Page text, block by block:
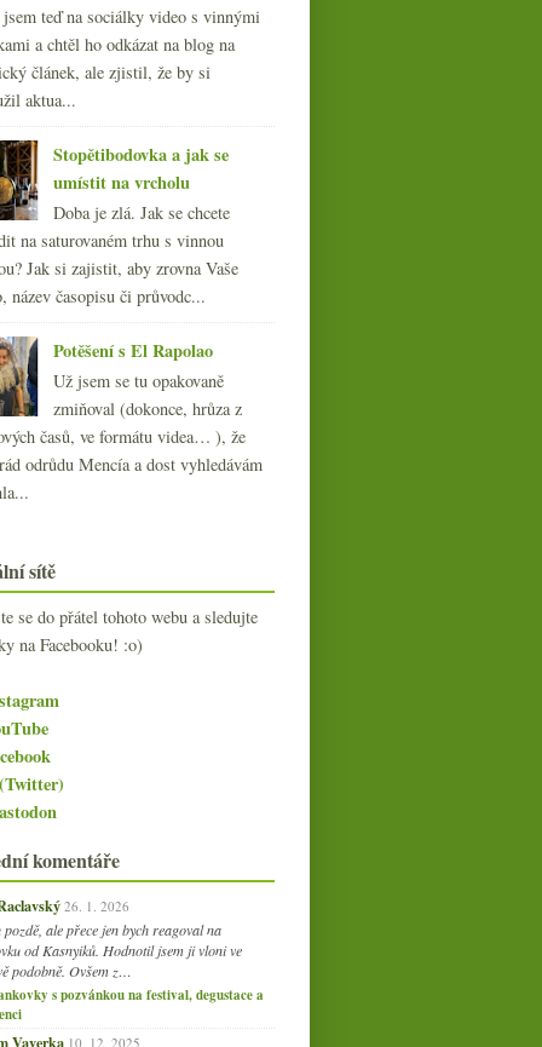
teď na sociálky video s vinnými
a chtěl ho odkázat na blog na
článek, ale zjistil, že by si
aktua...
Stopětibodovka a jak se
umístit na vrcholu
Doba je zlá. Jak se chcete
na saturovaném trhu s vinnou
Jak si zajistit, aby zrovna Vaše
název časopisu či průvodc...
Potěšení s El Rapolao
Už jsem se tu opakovaně
zmiňoval (dokonce, hrůza z
časů, ve formátu videa… ), že
odrůdu Mencía a dost vyhledávám
sítě
se do přátel tohoto webu a sledujte
na Facebooku! :o)
komentáře
26. 1. 2026
ale přece jen bych reagoval na
od Kasnyiků. Hodnotil jsem ji vloni ve
podobně. Ovšem z…
s pozvánkou na festival, degustace a
Vaverka 10. 12. 2025